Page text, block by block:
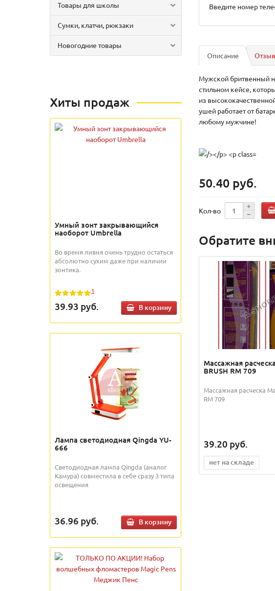
Товары для школы
Сумки, клатчи, рюкзаки
Новогодние товары
Хиты продаж
Умный зонт закрывающийся
наоборот Umbrella
Во время ливня очень трудно остаться
абсолютно сухим даже при наличии
зонтика.
1
39.93 руб. В корзину
Лампа светодиодная Qingda YU-
666
Светодиодная лампа Qingda (аналог
Камура) совместила в себе сразу 3 типа
освещения
36.96 руб. В корзину
Введите номер
Описание
Мужской бритвенный
стильном кейсе,
из
ушей работает от
любому мужчине!
50.40 руб.
Кол-во
Обратите
Массажная
BRUSH RM 709
Массажная расческа
RM 709
39.20 руб.
нет на складе